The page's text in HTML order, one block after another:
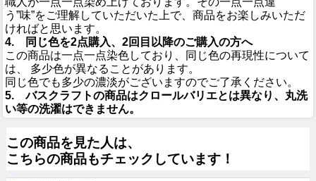
う”味”をご理解していただいた上で、商品をお楽しみいただ
ければと思います。
4. 同じ色を2点購入、2回目以降のご購入の方へ
この商品は一点一点染色しており、同じ色の再現性について
は、 多少色が異なることがあります。
同じ色でも多少の濃淡がございますのでご了承ください。
5. バスクラフトの商品はクロールバリエとは異なり、丸洗
い等の洗濯はできません。
この商品を見た人は、
こちらの商品もチェックしています！